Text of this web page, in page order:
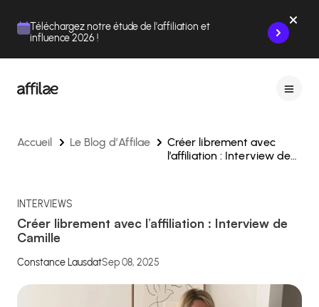
Téléchargez notre étude de l'affiliation et
influence 2026 !
Accueil Le Blog d’Affilae
Créer librement avec
l’affiliation : Interview de
INTERVIEWS
Créer librement avec l’affiliation : Interview de
Camille
Constance LausdatSep 08, 2025